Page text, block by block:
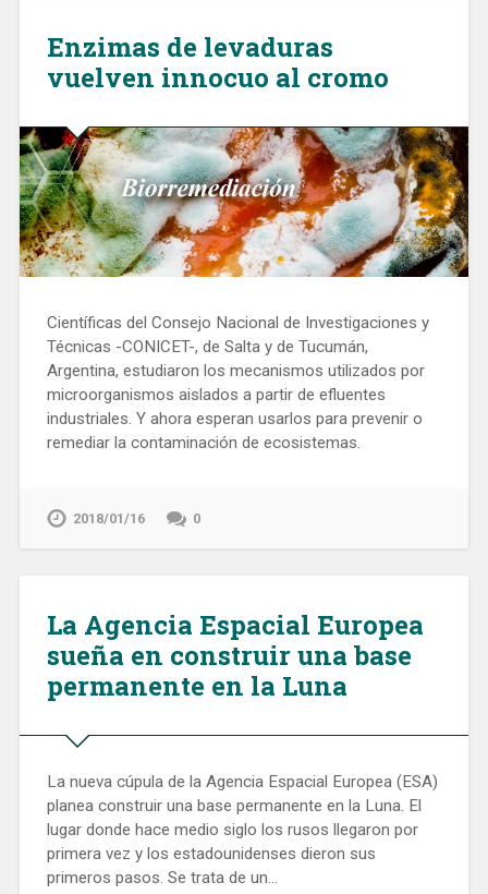
Enzimas de levaduras
vuelven innocuo al cromo
Científicas del Consejo Nacional de Investigaciones y
Técnicas -CONICET-, de Salta y de Tucumán,
Argentina, estudiaron los mecanismos utilizados por
microorganismos aislados a partir de efluentes
industriales. Y ahora esperan usarlos para prevenir o
remediar la contaminación de ecosistemas.
2018/01/16 0
La Agencia Espacial Europea
sueña en construir una base
permanente en la Luna
La nueva cúpula de la Agencia Espacial Europea (ESA)
planea construir una base permanente en la Luna. El
lugar donde hace medio siglo los rusos llegaron por
primera vez y los estadounidenses dieron sus
primeros pasos. Se trata de un…